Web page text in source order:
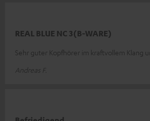
REAL BLUE NC 3(B-WARE)
Sehr guter Kopfhörer im kraftvollem Klang
Andreas F.